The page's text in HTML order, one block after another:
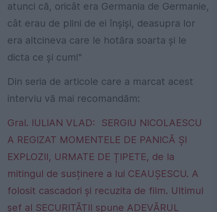
atunci că, oricât era Germania de Germanie,
cât erau de plini de ei înșiși, deasupra lor
era altcineva care le hotăra soarta și le
dicta ce și cum!"
Din seria de articole care a marcat acest
interviu vă mai recomandăm:
Gral. IULIAN VLAD: SERGIU NICOLAESCU
A REGIZAT MOMENTELE DE PANICĂ ȘI
EXPLOZII, URMATE DE ȚIPETE, de la
mitingul de susținere a lui CEAUȘESCU. A
folosit cascadori și recuzita de film. Ultimul
șef al SECURITĂȚII spune ADEVĂRUL